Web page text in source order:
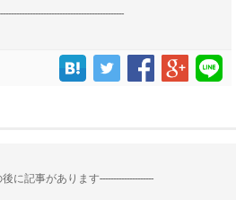
後に記事があります--------------------